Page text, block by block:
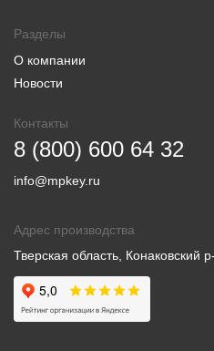
Разделы
О компании
Новости
Контакты
8 (800) 600 64 32
info@mpkey.ru
Адрес производства
Тверская область, Конаковский